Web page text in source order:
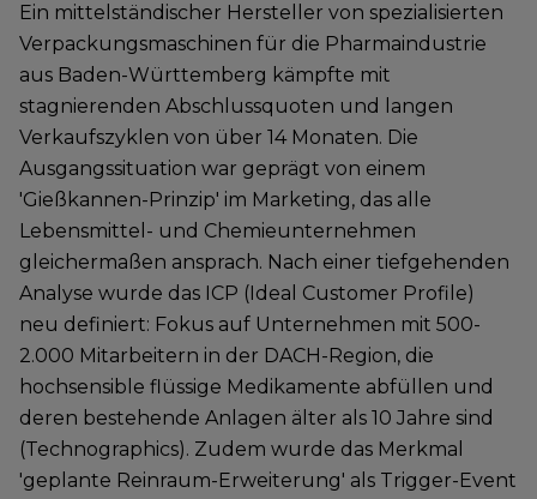
Ein mittelständischer Hersteller von spezialisierten
Verpackungsmaschinen für die Pharmaindustrie
aus Baden-Württemberg kämpfte mit
stagnierenden Abschlussquoten und langen
Verkaufszyklen von über 14 Monaten. Die
Ausgangssituation war geprägt von einem
'Gießkannen-Prinzip' im Marketing, das alle
Lebensmittel- und Chemieunternehmen
gleichermaßen ansprach. Nach einer tiefgehenden
Analyse wurde das ICP (Ideal Customer Profile)
neu definiert: Fokus auf Unternehmen mit 500-
2.000 Mitarbeitern in der DACH-Region, die
hochsensible flüssige Medikamente abfüllen und
deren bestehende Anlagen älter als 10 Jahre sind
(Technographics). Zudem wurde das Merkmal
'geplante Reinraum-Erweiterung' als Trigger-Event